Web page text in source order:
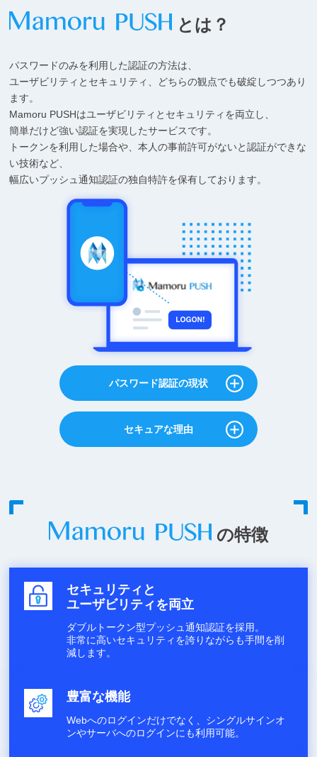
とは？
パスワードのみを利用した認証の方法は、
ユーザビリティとセキュリティ、どちらの観点でも破綻しつつあり
ます。
Mamoru PUSHはユーザビリティとセキュリティを両立し、
簡単だけど強い認証を実現したサービスです。
トークンを利用した場合や、本人の事前許可がないと認証ができな
い技術など、
幅広いプッシュ通知認証の独自特許を保有しております。
パスワード認証の現状
セキュアな理由
の特徴
セキュリティと
ユーザビリティを両立
ダブルトークン型プッシュ通知認証を採用。
非常に高いセキュリティを誇りながらも手間を削
減します。
豊富な機能
Webへのログインだけでなく、シングルサインオ
ンやサーバへのログインにも利用可能。